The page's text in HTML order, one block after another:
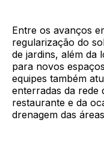
Entre os avanços
regularização do
de jardins, além da
para novos
equipes também
enterradas da rede
restaurante e da
drenagem das